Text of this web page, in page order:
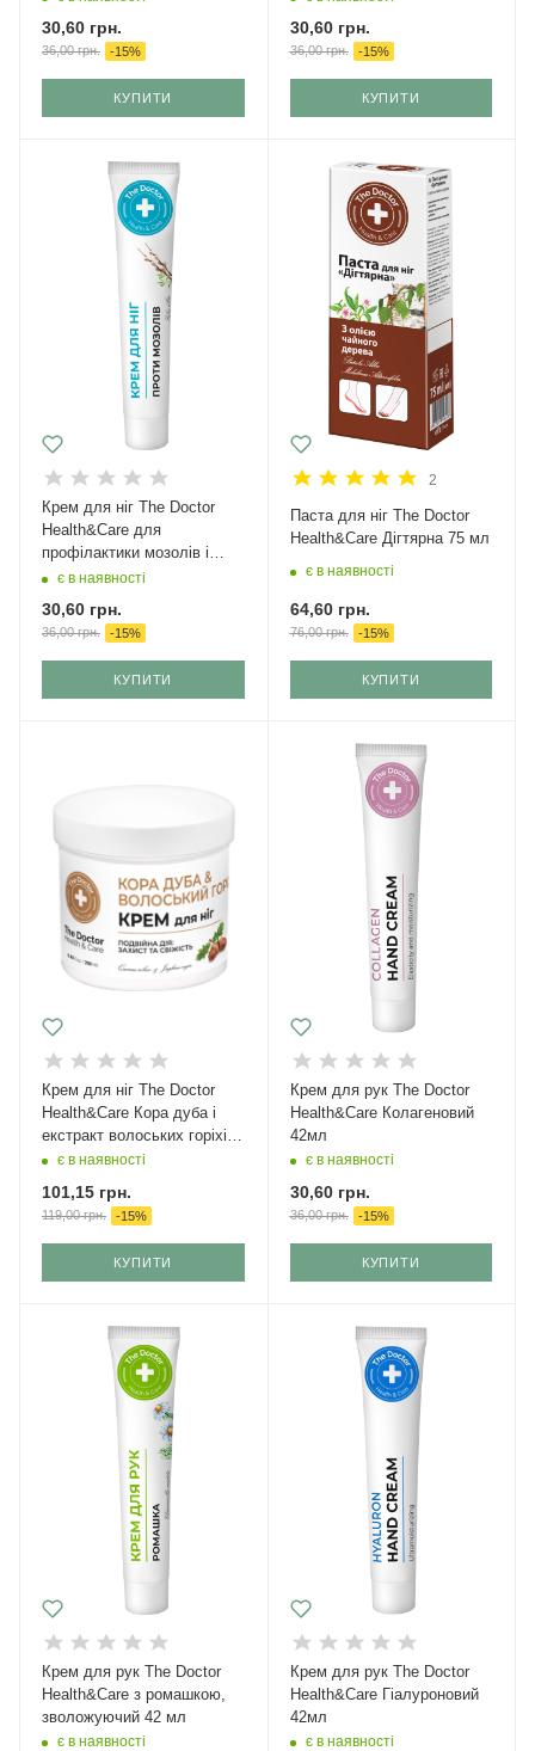
30,60 грн.
36,00грн. -15%
КУПИТИ
30,60грн.
36,00грн. -15%
КУПИТИ
Крем для ніг The Doctor
Health&Care для
профілактики мозолів і
натоптишів з білою вербою
є в наявності
30,60 грн.
36,00грн. -15%
КУПИТИ
2
Паста для ніг The Doctor
Health&Care Дігтярна 75 мл
є в наявності
64,60грн.
76,00грн. -15%
КУПИТИ
Крем для ніг The Doctor
Health&Care Кора дуба і
екстракт волоських горіхів
Профілактика тріщин на
є в наявності
101,15 грн.
119,00грн. -15%
КУПИТИ
Крем для рук The Doctor
Health&Care Колагеновий
42мл
є в наявності
30,60грн.
36,00грн. -15%
КУПИТИ
Крем для рук The Doctor
Health&Care з ромашкою,
зволожуючий 42 мл
є в наявності
Крем для рук The Doctor
Health&Care Гіалуроновий
42мл
є в наявності